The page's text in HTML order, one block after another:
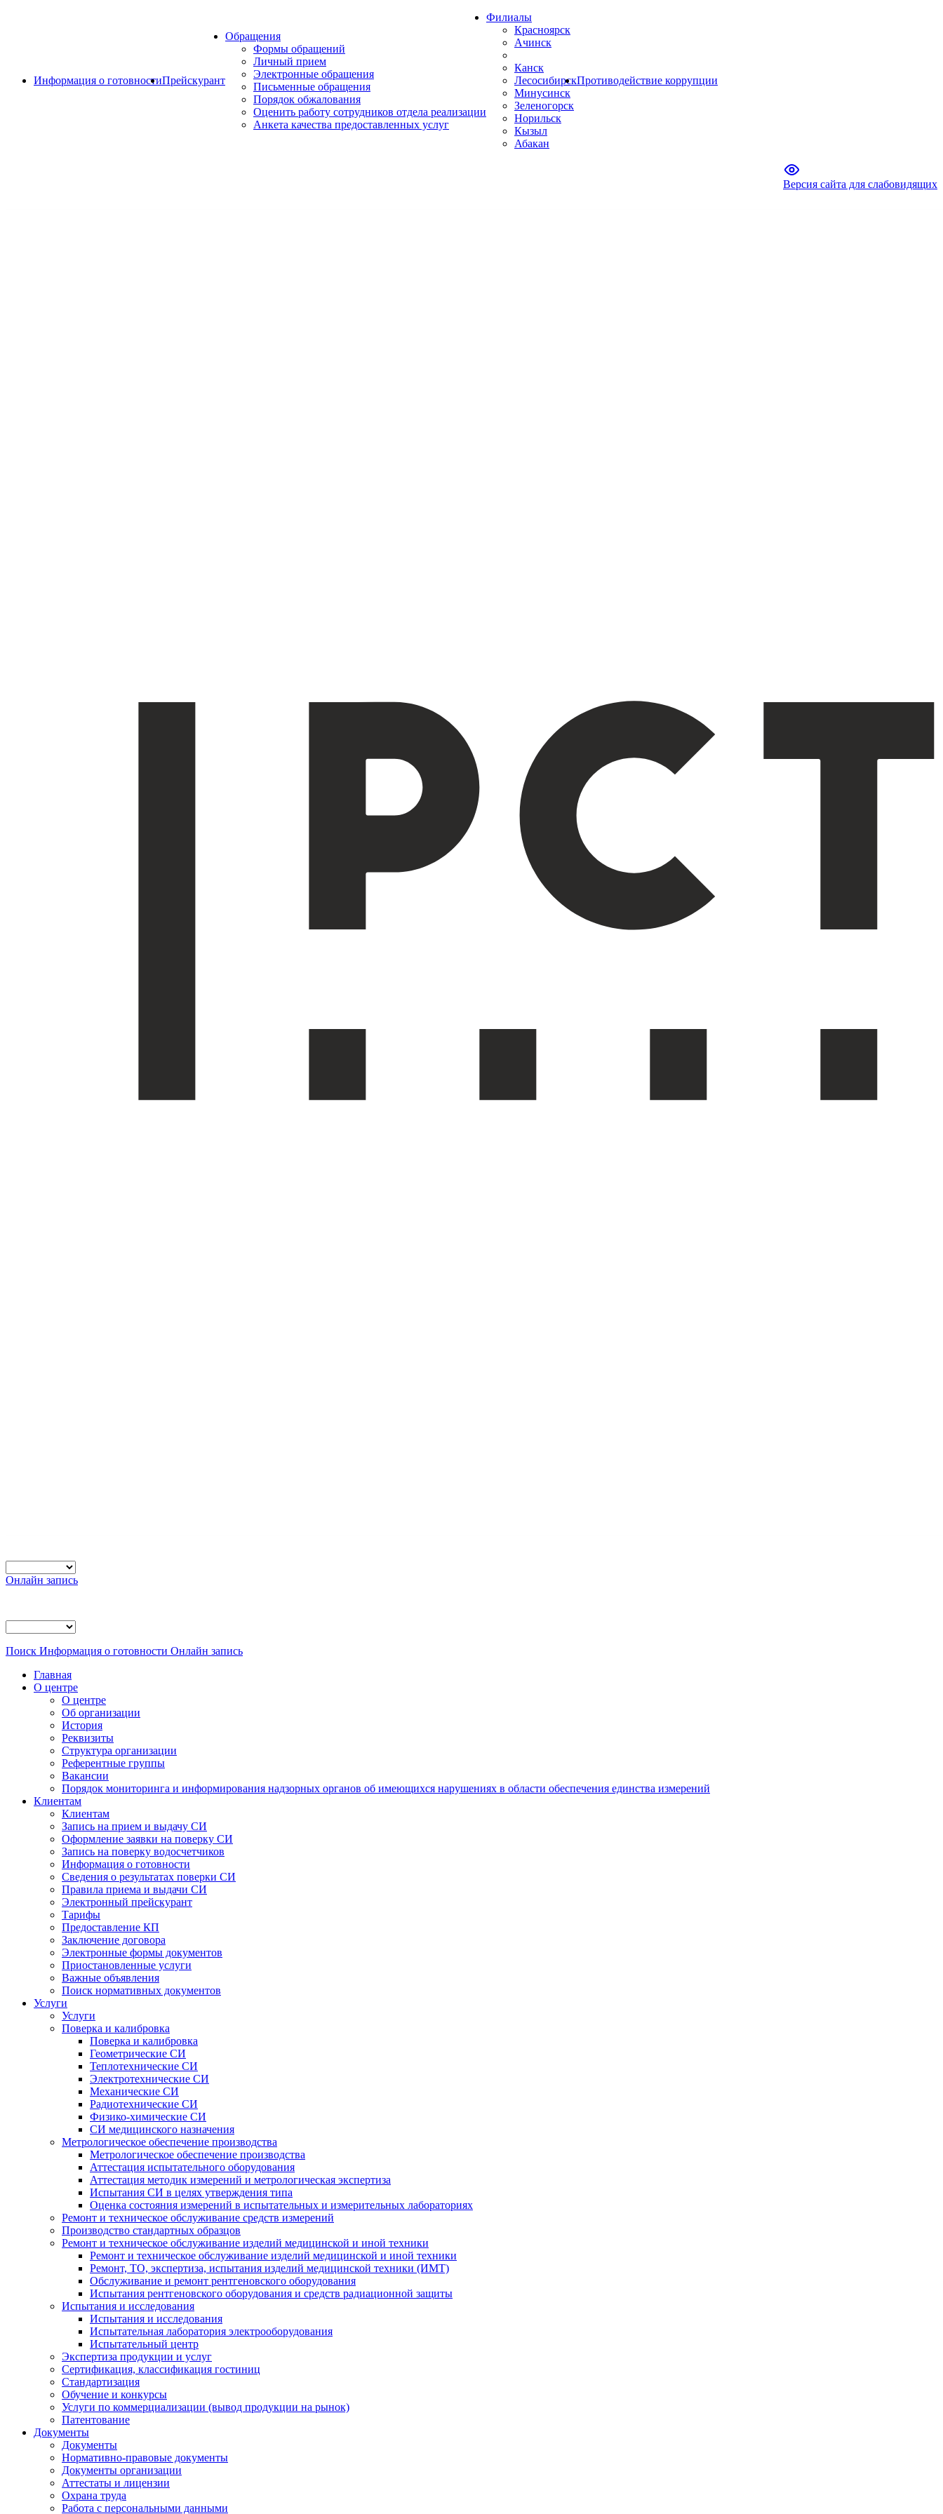
Информация о готовностиПрейскурант
Обращения
Формы обращений
Личный прием
Электронные обращения
Письменные обращения
Порядок обжалования
Оценить работу сотрудников отдела реализации
Анкета качества предоставленных услуг
Филиалы
Красноярск
Ачинск
Канск
Лесосибирск
Минусинск
Зеленогорск
Норильск
Кызыл
Абакан
Противодействие коррупции
Версия сайта для слабовидящих
Онлайн запись
Поиск Информация о готовности Онлайн запись
Главная
О центре
О центре
Об организации
История
Реквизиты
Структура организации
Референтные группы
Вакансии
Порядок мониторинга и информирования надзорных органов об имеющихся нарушениях в области обеспечения единства измерений
Клиентам
Клиентам
Запись на прием и выдачу СИ
Оформление заявки на поверку СИ
Запись на поверку водосчетчиков
Информация о готовности
Сведения о результатах поверки СИ
Правила приема и выдачи СИ
Электронный прейскурант
Тарифы
Предоставление КП
Заключение договора
Электронные формы документов
Приостановленные услуги
Важные объявления
Поиск нормативных документов
Услуги
Услуги
Поверка и калибровка
Поверка и калибровка
Геометрические СИ
Теплотехнические СИ
Электротехнические СИ
Механические СИ
Радиотехнические СИ
Физико-химические СИ
СИ медицинского назначения
Метрологическое обеспечение производства
Метрологическое обеспечение производства
Аттестация испытательного оборудования
Аттестация методик измерений и метрологическая экспертиза
Испытания СИ в целях утверждения типа
Оценка состояния измерений в испытательных и измерительных лабораториях
Ремонт и техническое обслуживание средств измерений
Производство стандартных образцов
Ремонт и техническое обслуживание изделий медицинской и иной техники
Ремонт и техническое обслуживание изделий медицинской и иной техники
Ремонт, ТО, экспертиза, испытания изделий медицинской техники (ИМТ)
Обслуживание и ремонт рентгеновского оборудования
Испытания рентгеновского оборудования и средств радиационной защиты
Испытания и исследования
Испытания и исследования
Испытательная лаборатория электрооборудования
Испытательный центр
Экспертиза продукции и услуг
Сертификация, классификация гостиниц
Стандартизация
Обучение и конкурсы
Услуги по коммерциализации (вывод продукции на рынок)
Патентование
Документы
Документы
Нормативно-правовые документы
Документы организации
Аттестаты и лицензии
Охрана труда
Работа с персональными данными